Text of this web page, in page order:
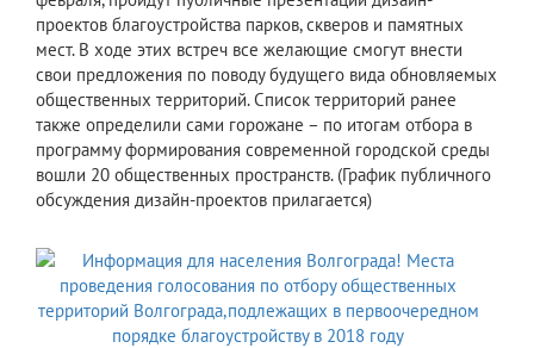
проектов благоустройства парков, скверов и памятных
мест. В ходе этих встреч все желающие смогут внести
свои предложения по поводу будущего вида обновляемых
общественных территорий. Список территорий ранее
также определили сами горожане – по итогам отбора в
программу формирования современной городской среды
вошли 20 общественных пространств. (График публичного
обсуждения дизайн-проектов прилагается)